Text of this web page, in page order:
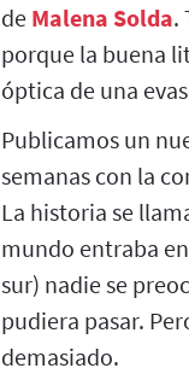
de Malena Solda.
porque la buena
óptica de una
Publicamos un
semanas con la
La historia se
mundo entraba
sur) nadie se
pudiera pasar.
demasiado.